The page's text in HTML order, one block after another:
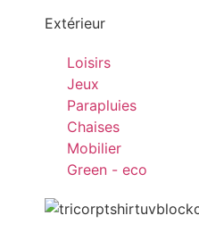
Extérieur
Loisirs
Jeux
Parapluies
Chaises
Mobilier
Green - eco